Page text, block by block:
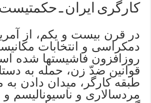
کارگری ایران ـ
در قرن بیست و یکم، از
دمکراسی و انتخابات
روزافزون فاشیستها شده
قوانین ضدّ زن، حمله به
طبقه کارگر، میدان دادن
مردسالاری و ناسیونالیسم و